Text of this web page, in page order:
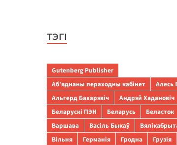
ТЭГІ
Gutenberg Publisher
Аб’яднаны пераходны кабінет
Алесь
Альгерд Бахарэвіч
Андрэй Хадановіч
Беларускі ПЭН
Беларусь Беласток
Варшава
Васіль Быкаў
Вільня
Германія Гродна Грузія